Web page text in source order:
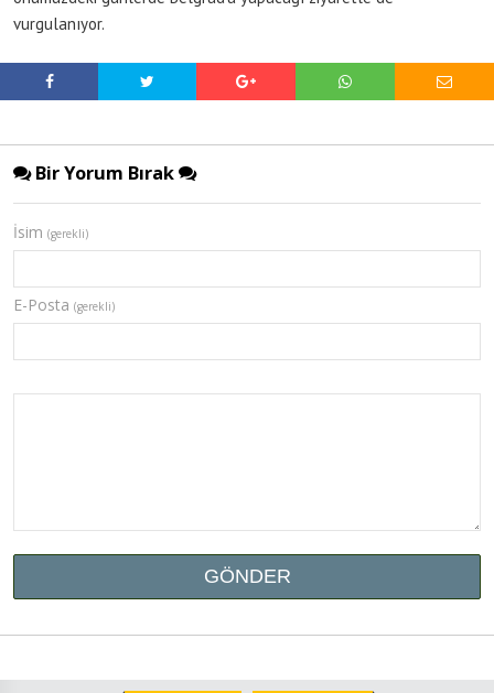
vurgulanıyor.
Bir Yorum Bırak
İsim (gerekli)
E-Posta (gerekli)